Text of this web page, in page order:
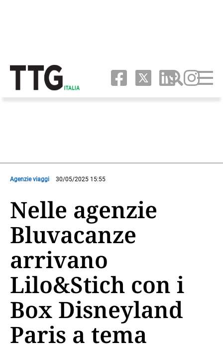
Agenzie viaggi 30/05/2025 15:55
Nelle agenzie
Bluvacanze
arrivano
Lilo&Stich con i
Box Disneyland
Paris a tema